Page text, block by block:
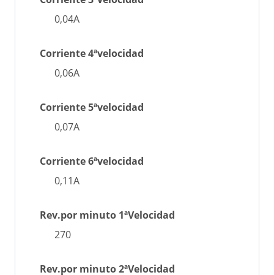
0,04A
Corriente 4ªvelocidad
0,06A
Corriente 5ªvelocidad
0,07A
Corriente 6ªvelocidad
0,11A
Rev.por minuto 1ªVelocidad
270
Rev.por minuto 2ªVelocidad